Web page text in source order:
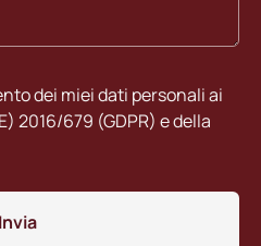
dei miei dati personali ai
2016/679 (GDPR) e della
Invia